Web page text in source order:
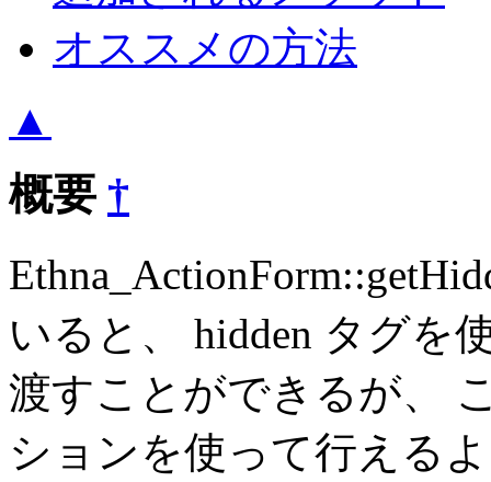
オススメの方法
▲
概要 †
いると、 hidden タグを
渡すことができるが、
ションを使って行える